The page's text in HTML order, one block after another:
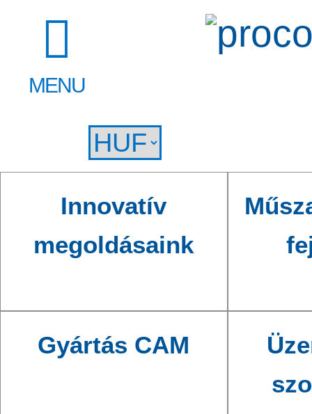
MENU
Innovatív
megoldásaink
Gyártás CAM